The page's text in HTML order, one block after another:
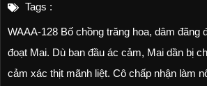
Tags :
WAAA-128 Bố chồng trăng hoa, dâm
đoạt Mai. Dù ban đầu ác cảm, Mai dần bị
cảm xác thịt mãnh liệt. Cô chấp nhận làm